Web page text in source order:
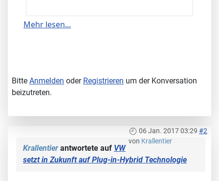
Mehr lesen...
Bitte Anmelden oder Registrieren um der Konversation
beizutreten.
06 Jan. 2017 03:29 #2
von Krallentier
Krallentier antwortete auf VW
setzt in Zukunft auf Plug-in-Hybrid Technologie